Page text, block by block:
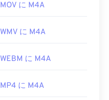
MOV に M4A
WMV に M4A
WEBM に M4A
MP4 に M4A